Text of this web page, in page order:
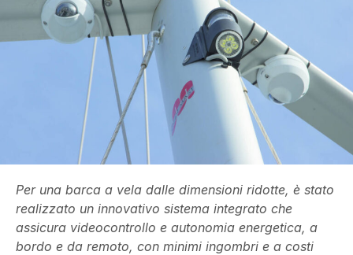
Per una barca a vela dalle dimensioni ridotte, è stato
realizzato un innovativo sistema integrato che
assicura videocontrollo e autonomia energetica, a
bordo e da remoto, con minimi ingombri e a costi